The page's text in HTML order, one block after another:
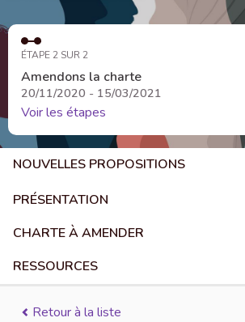
ÉTAPE 2 SUR 2
Amendons la charte
20/11/2020 - 15/03/2021
Voir les étapes
NOUVELLES PROPOSITIONS
PRÉSENTATION
CHARTE À AMENDER
RESSOURCES
Retour à la liste